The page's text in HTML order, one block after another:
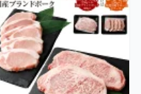
高鍋町【常温】